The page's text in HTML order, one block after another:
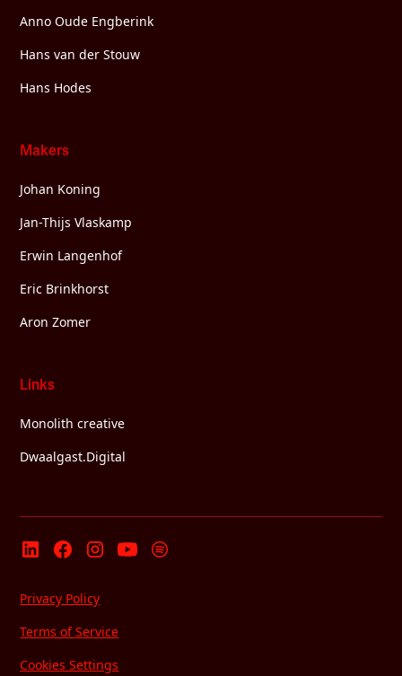
Anno Oude Engberink
Hans van der Stouw
Hans Hodes
Makers
Johan Koning
Jan-Thijs Vlaskamp
Erwin Langenhof
Eric Brinkhorst
Aron Zomer
Links
Monolith creative
Dwaalgast.Digital
Privacy Policy
Terms of Service
Cookies Settings